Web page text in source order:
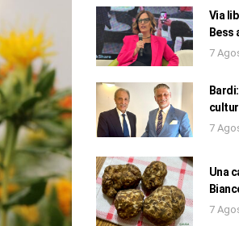
Via
Bess
7
7
Una
7